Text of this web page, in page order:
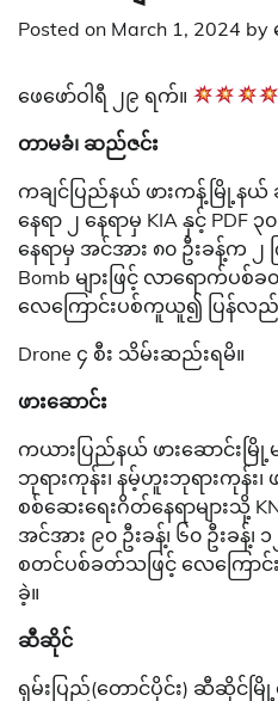
Posted on March 1, 2024 by
ဖေဖော်ဝါရီ ၂၉ ရက်။
တာမခံ၊ ဆည်ဇင်း
ကချင်ပြည်နယ် ဖားကန့်မြို့န
နေရာ ၂ နေရာမှ KIA နှင့် PDF
နေရာမှ အင်အား ၈၀ ဦးခန့်က ၂ က
Bomb များဖြင့် လာရောက်
လေကြောင်းပစ်ကူယူ၍ ပြန်လ
Drone ၄ စီး သိမ်းဆည်းရမိ။
ဖားဆောင်း
ကယားပြည်နယ် ဖားဆောင်းမြို့
ဘုရားကုန်း၊ နမ့်ဟူးဘုရားကုန်း၊
စစ်ဆေးရေးဂိတ်နေရာများသို့
အင်အား ၉၀ ဦးခန့်၊ ၆၀ ဦးခန့်၊
စတင်ပစ်ခတ်သဖြင့် လေကြော
ခဲ့။
ဆီဆိုင်
ရှမ်းပြည်(တောင်ပိုင်း) ဆီဆိုင်မ